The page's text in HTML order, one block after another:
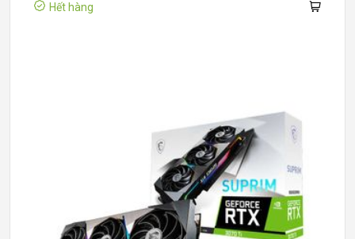
Hết hàng